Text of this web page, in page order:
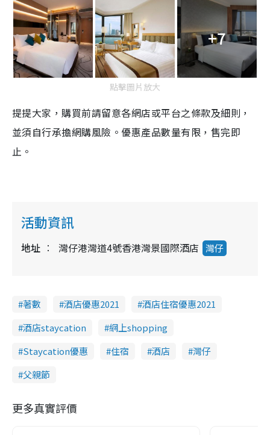
+7
點擊圖片放大
提提大家，購買前請留意各網店或平台之條款及細則，
並須自行承擔網購風險。優惠產品數量有限，售完即
止。
活動資訊
地址 灣仔港灣道4號香港灣景國際酒店 灣仔
著數 酒店優惠2021
酒店住宿優惠2021
酒店staycation
網上shopping
Staycation優惠
住宿 酒店
灣仔
父親節
更多真實評價